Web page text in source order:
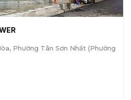
Phường Tân Sơn Nhất (Phường